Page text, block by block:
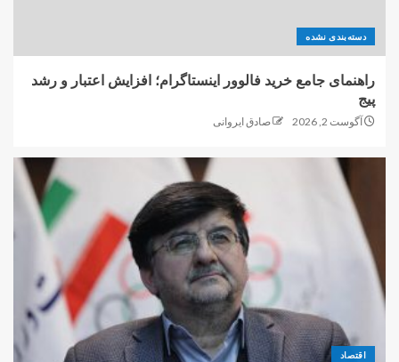
دسته‌بندی نشده
راهنمای جامع خرید فالوور اینستاگرام؛ افزایش اعتبار و رشد
پیج
آگوست 2, 2026 صادق ایروانی
اقتصاد